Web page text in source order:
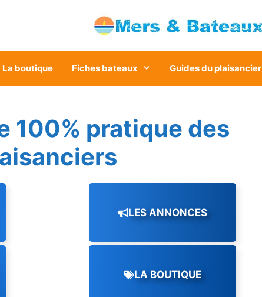
La boutique Fiches bateaux Guides du plaisancier
100% pratique des
LES ANNONCES
LA BOUTIQUE